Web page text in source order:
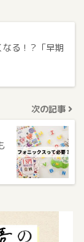
る！？「早期
次の記事